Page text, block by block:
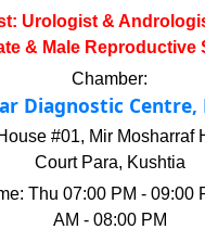
Urologist &
& Male Reproductive
Chamber:
Diagnostic Centre,
#01, Mir Mosharraf
Court Para, Kushtia
Thu 07:00 PM - 09:00
AM - 08:00 PM